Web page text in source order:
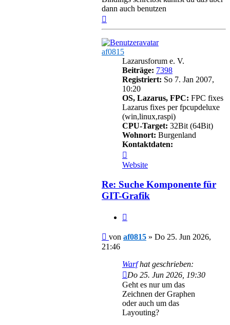
dann auch benutzen
af0815
Lazarusforum e. V.
Beiträge: 7398
Registriert: So 7. Jan 2007,
10:20
OS, Lazarus, FPC: FPC fixes
Lazarus fixes per fpcupdeluxe
(win,linux,raspi)
CPU-Target: 32Bit (64Bit)
Wohnort: Burgenland
Kontaktdaten:
von
af0815
Website
Re: Suche Komponente für
GIT-Grafik
Beitrag
von af0815 » Do 25. Jun 2026,
21:46
Warfhat geschrieben:
Do 25. Jun 2026, 19:30
Geht es nur um das
Zeichnen der Graphen
oder auch um das
Layouting?